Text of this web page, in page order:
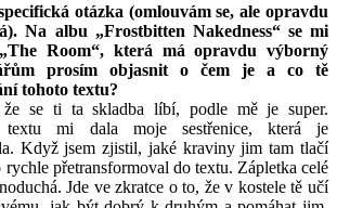
otázka (omlouvám se, ale opravdu
Na albu „Frostbitten Nakedness“ se mi
Room“, která má opravdu výborný
prosím objasnit o čem je a co tě
tohoto textu?
že se ti ta skladba líbí, podle mě je super.
mi dala moje sestřenice, která je
Když jsem zjistil, jaké kraviny jim tam tlačí
přetransformoval do textu. Zápletka celé
Jde ve zkratce o to, že v kostele tě učí